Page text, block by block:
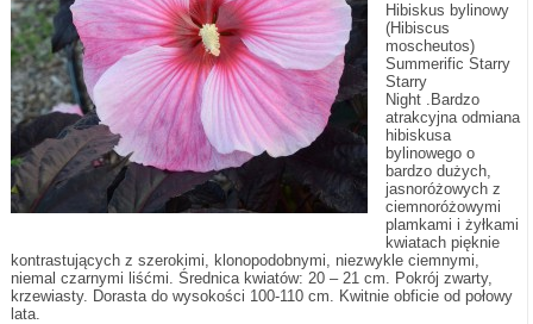
Hibiskus bylinowy
(Hibiscus
moscheutos)
Summerific Starry
Starry
Night .Bardzo
atrakcyjna odmiana
hibiskusa
bylinowego o
bardzo dużych,
jasnoróżowych z
ciemnoróżowymi
plamkami i żyłkami
kwiatach pięknie
kontrastujących z szerokimi, klonopodobnymi, niezwykle ciemnymi,
niemal czarnymi liśćmi. Średnica kwiatów: 20 – 21 cm. Pokrój zwarty,
krzewiasty. Dorasta do wysokości 100-110 cm. Kwitnie obficie od połowy
lata.